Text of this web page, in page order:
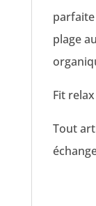
plage
Fit
Tout